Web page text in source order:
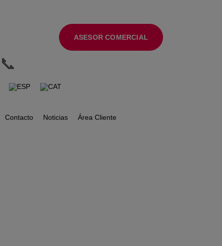
ASESOR COMERCIAL
📞
Contacto Noticias Área Cliente